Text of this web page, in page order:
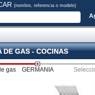
(nombre, referencia o modelo)
DE GAS - COCINAS
gas GERMANIA